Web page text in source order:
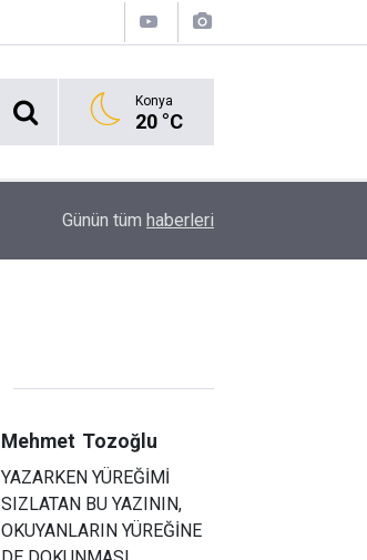
Konya
20 °C
Erkin Koray'ı bir tek onlar hatırladı
Günün tüm haberleri
Mehmet Tozoğlu
YAZARKEN YÜREĞİMİ
SIZLATAN BU YAZININ,
OKUYANLARIN YÜREĞİNE